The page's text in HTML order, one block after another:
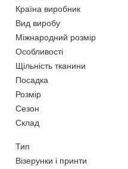
Країна виробник
Вид виробу
Міжнародний розмір
Особливості
Щільність тканини
Посадка
Розмір
Сезон
Склад
Тип
Візерунки і принти